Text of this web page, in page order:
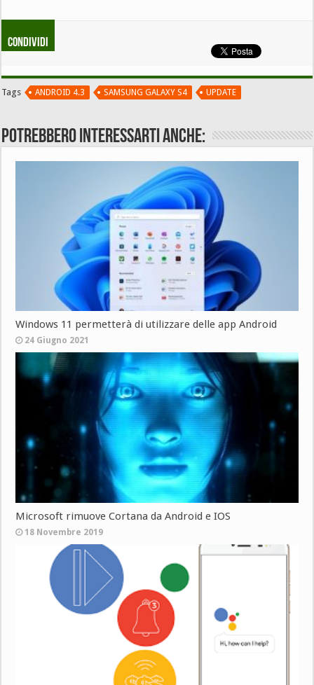
Condividi
Tags ANDROID 4.3 SAMSUNG GALAXY S4 UPDATE
Potrebbero interessarti anche:
Windows 11 permetterà di utilizzare delle app Android
24 Giugno 2021
Microsoft rimuove Cortana da Android e IOS
18 Novembre 2019